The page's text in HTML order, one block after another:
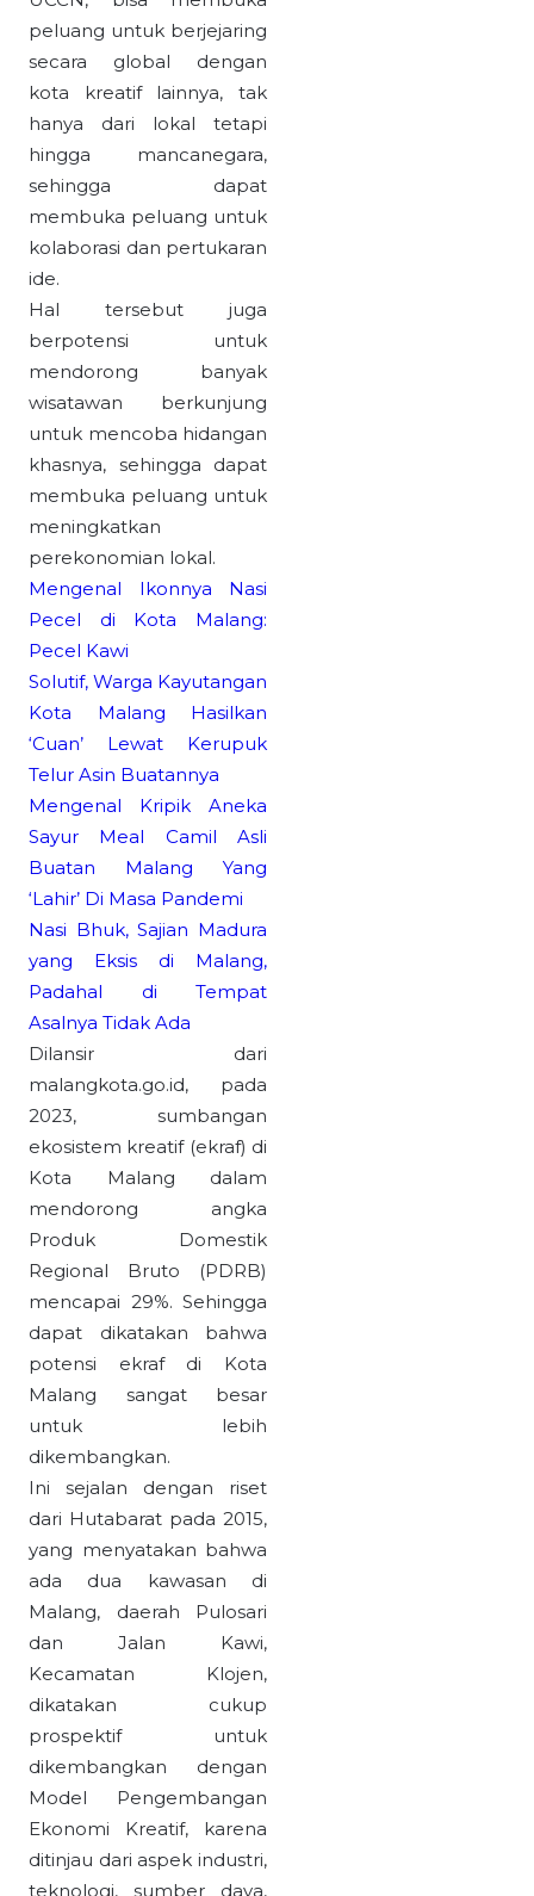
peluang untuk berjejaring
secara global dengan
kota kreatif lainnya, tak
hanya dari lokal tetapi
hingga mancanegara,
sehingga dapat
membuka peluang untuk
kolaborasi dan pertukaran
ide.
Hal tersebut juga
berpotensi untuk
mendorong banyak
wisatawan berkunjung
untuk mencoba hidangan
khasnya, sehingga dapat
membuka peluang untuk
meningkatkan
perekonomian lokal.
Mengenal Ikonnya Nasi
Pecel di Kota Malang:
Pecel Kawi
Solutif, Warga Kayutangan
Kota Malang Hasilkan
‘Cuan’ Lewat Kerupuk
Telur Asin Buatannya
Mengenal Kripik Aneka
Sayur Meal Camil Asli
Buatan Malang Yang
‘Lahir’ Di Masa Pandemi
Nasi Bhuk, Sajian Madura
yang Eksis di Malang,
Padahal di Tempat
Asalnya Tidak Ada
Dilansir dari
malangkota.go.id, pada
2023, sumbangan
ekosistem kreatif (ekraf) di
Kota Malang dalam
mendorong angka
Produk Domestik
Regional Bruto (PDRB)
mencapai 29%. Sehingga
dapat dikatakan bahwa
potensi ekraf di Kota
Malang sangat besar
untuk lebih
dikembangkan.
Ini sejalan dengan riset
dari Hutabarat pada 2015,
yang menyatakan bahwa
ada dua kawasan di
Malang, daerah Pulosari
dan Jalan Kawi,
Kecamatan Klojen,
dikatakan cukup
prospektif untuk
dikembangkan dengan
Model Pengembangan
Ekonomi Kreatif, karena
ditinjau dari aspek industri,
teknologi, sumber daya,